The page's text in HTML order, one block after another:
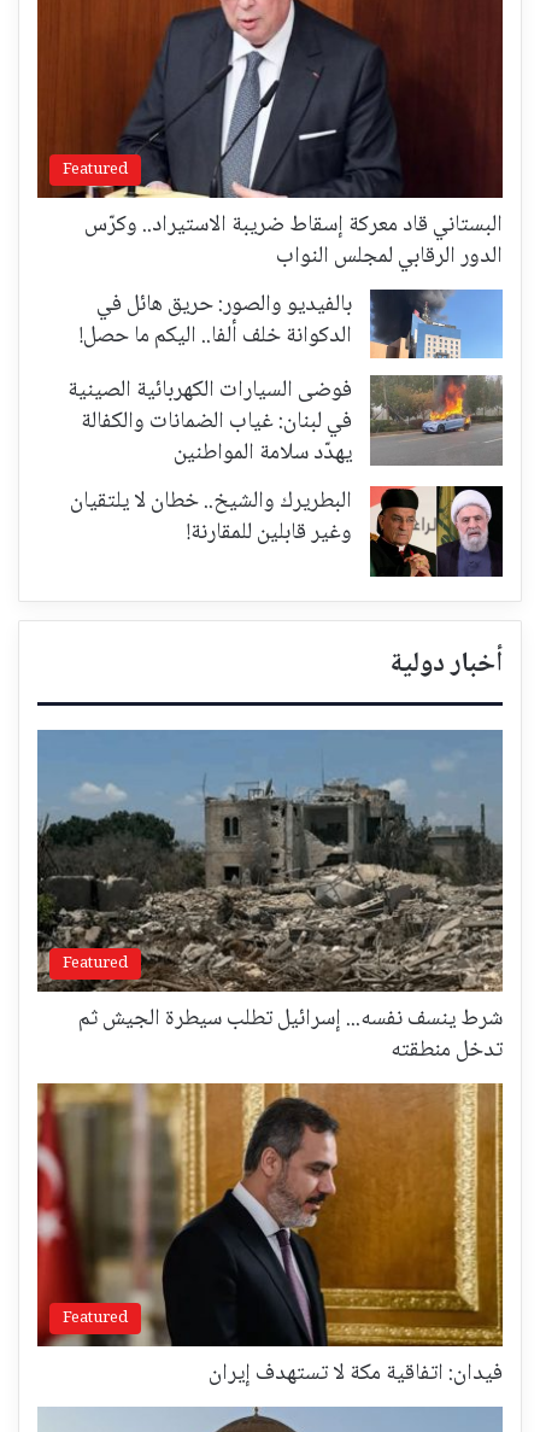
Featured
البستاني قاد معركة إسقاط ضريبة الاستيراد.. وكرّس
الدور الرقابي لمجلس النواب
بالفيديو والصور: حريق هائل في
الدكوانة خلف ألفا.. اليكم ما حصل!
فوضى السيارات الكهربائية الصينية
في لبنان: غياب الضمانات والكفالة
يهدّد سلامة المواطنين
البطريرك والشيخ.. خطان لا يلتقيان
وغير قابلين للمقارنة!
أخبار دولية
Featured
شرط ينسف نفسه... إسرائيل تطلب سيطرة الجيش ثم
تدخل منطقته
Featured
فيدان: اتفاقية مكة لا تستهدف إيران